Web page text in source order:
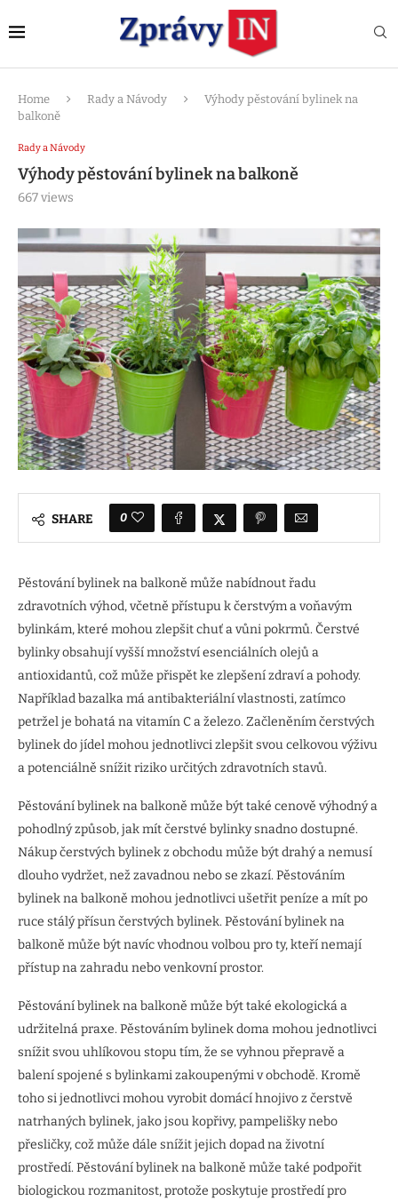
Home Rady a Návody
Výhody pěstování bylinek na
balkoně
Rady a Návody
Výhody pěstování bylinek na balkoně
667views
SHARE 0
Pěstování bylinek na balkoně může nabídnout řadu
zdravotních výhod, včetně přístupu k čerstvým a voňavým
bylinkám, které mohou zlepšit chuť a vůni pokrmů. Čerstvé
bylinky obsahují vyšší množství esenciálních olejů a
antioxidantů, což může přispět ke zlepšení zdraví a pohody.
Například bazalka má antibakteriální vlastnosti, zatímco
petržel je bohatá na vitamín C a železo. Začleněním čerstvých
bylinek do jídel mohou jednotlivci zlepšit svou celkovou výživu
a potenciálně snížit riziko určitých zdravotních stavů.
Pěstování bylinek na balkoně může být také cenově výhodný a
pohodlný způsob, jak mít čerstvé bylinky snadno dostupné.
Nákup čerstvých bylinek z obchodu může být drahý a nemusí
dlouho vydržet, než zavadnou nebo se zkazí. Pěstováním
bylinek na balkoně mohou jednotlivci ušetřit peníze a mít po
ruce stálý přísun čerstvých bylinek. Pěstování bylinek na
balkoně může být navíc vhodnou volbou pro ty, kteří nemají
přístup na zahradu nebo venkovní prostor.
Pěstování bylinek na balkoně může být také ekologická a
udržitelná praxe. Pěstováním bylinek doma mohou jednotlivci
snížit svou uhlíkovou stopu tím, že se vyhnou přepravě a
balení spojené s bylinkami zakoupenými v obchodě. Kromě
toho si jednotlivci mohou vyrobit domácí hnojivo z čerstvě
natrhaných bylinek, jako jsou kopřivy, pampelišky nebo
přesličky, což může dále snížit jejich dopad na životní
prostředí. Pěstování bylinek na balkoně může také podpořit
biologickou rozmanitost, protože poskytuje prostředí pro